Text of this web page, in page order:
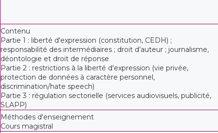
Contenu
Partie 1 : liberté d'expression (constitution, CEDH) ;
responsabilité des intermédiaires ; droit d’auteur ; journalisme,
déontologie et droit de réponse
Partie 2 : restrictions à la liberté d'expression (vie privée,
protection de données à caractère personnel,
discrimination/hate speech)
Partie 3 : régulation sectorielle (services audiovisuels, publicité,
SLAPP)
Méthodes d'enseignement
Cours magistral